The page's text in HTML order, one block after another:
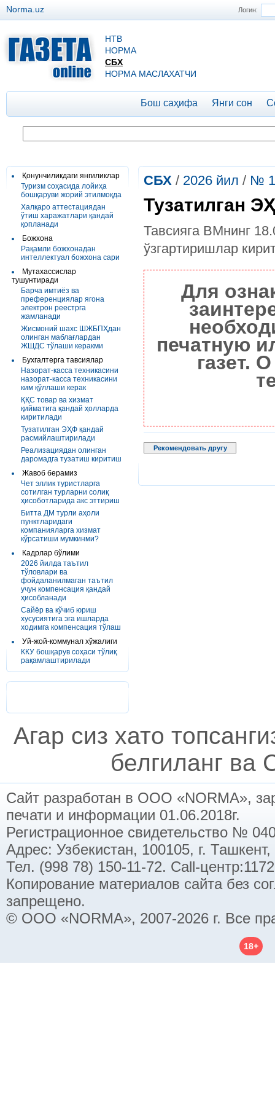
Логин:
Norma.uz
НТВ
НОРМА
СБХ
НОРМА МАСЛАХАТЧИ
Бош саҳифа Янги сон
Қонунчиликдаги янгиликлар
Туризм соҳасида лойиҳа
бошқаруви жорий этилмоқда
Халқаро аттестациядан
ўтиш харажатлари қандай
қопланади
Божхона
Рақамли божхонадан
интеллектуал божхона сари
Мутахассислар
тушунтиради
Барча имтиёз ва
преференциялар ягона
электрон реестрга
жамланади
Жисмоний шахс ШЖБПҲдан
олинган маблағлардан
ЖШДС тўлаши керакми
Бухгалтерга тавсиялар
Назорат-касса техникасини
назорат-касса техникасини
ким қўллаши керак
ҚҚС товар ва хизмат
қийматига қандай ҳолларда
киритилади
Тузатилган ЭҲФ қандай
расмийлаштирилади
Реализациядан олинган
даромадга тузатиш киритиш
Жавоб берамиз
Чет эллик туристларга
сотилган турларни солиқ
ҳисоботларида акс эттириш
Битта ДМ турли аҳоли
пунктларидаги
компанияларга хизмат
кўрсатиши мумкинми?
Кадрлар бўлими
2026 йилда таътил
тўловлари ва
фойдаланилмаган таътил
учун компенсация қандай
ҳисобланади
Сайёр ва кўчиб юриш
хусусиятига эга ишларда
ходимга компенсация тўлаш
Уй-жой-коммунал хўжалиги
ККУ бошқарув соҳаси тўлиқ
рақамлаштирилади
СБХ / 2026 йил / №
Тузатилган
Тавсияга ВМнинг
ўзгартиришлар
Для
печатную
газет.
Рекомендовать другу
Агар сиз хато
белгиланг ва
Сайт разработан в ООО «NORMA»,
печати и информации 01.06.2018г.
Регистрационное свидетельство №
Адрес: Узбекистан, 100105, г.
Тел. (998 78) 150-11-72. Call-
Копирование материалов сайта без
запрещено.
© ООО «NORMA», 2007-2026 г. Все
18+